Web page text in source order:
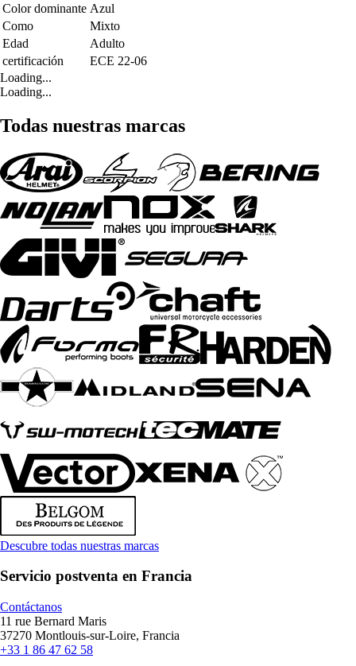
Color dominante Azul
Como
Mixto
Edad
Adulto
certificación
ECE 22-06
Loading...
Loading...
Todas nuestras marcas
Descubre todas nuestras marcas
Servicio postventa en Francia
Contáctanos
11 rue Bernard Maris
37270 Montlouis-sur-Loire, Francia
+33 1 86 47 62 58